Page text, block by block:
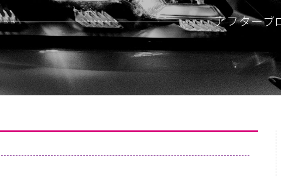
アフターブ